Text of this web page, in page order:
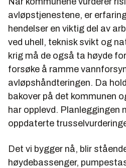
avløpstjenestene, er
hendelser en viktig del av
ved uhell, teknisk svikt og
krig må de også ta høyde
forsøke å ramme
avløpshåndteringen. Da
bakover på det kommunen
har opplevd. Planleggingen
oppdaterte
Det vi bygger nå, blir
høydebassenger,